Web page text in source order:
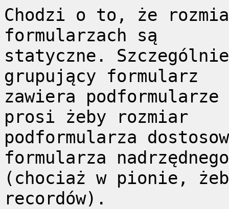
Chodzi o to, że
formularzach są
statyczne.
grupujący formularz
zawiera
prosi żeby rozmiar
podformularza
formularza nadrzędnego
(chociaż w pionie,
recordów).